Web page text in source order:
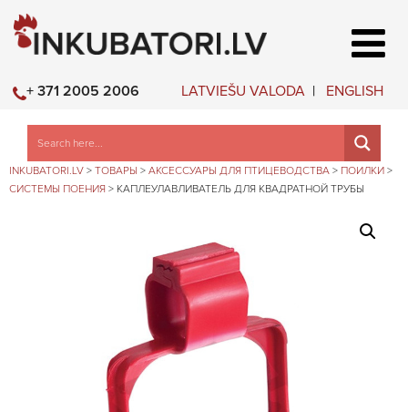
LATVIEŠU VALODA ENGLISH
+ 371 2005 2006
INKUBATORI.LV > ТОВАРЫ > АКСЕССУАРЫ ДЛЯ ПТИЦЕВОДСТВА > ПОИЛКИ >
СИСТЕМЫ ПОЕНИЯ > КАПЛЕУЛАВЛИВАТЕЛЬ ДЛЯ КВАДРАТНОЙ ТРУБЫ